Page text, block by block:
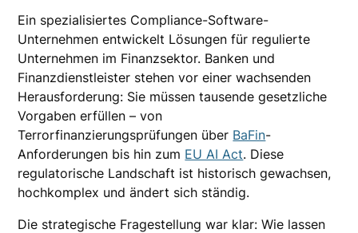
Ein spezialisiertes Compliance-Software-
Unternehmen entwickelt Lösungen für regulierte
Unternehmen im Finanzsektor. Banken und
Finanzdienstleister stehen vor einer wachsenden
Herausforderung: Sie müssen tausende gesetzliche
Vorgaben erfüllen – von
Terrorfinanzierungsprüfungen über BaFin-
Anforderungen bis hin zum EU AI Act. Diese
regulatorische Landschaft ist historisch gewachsen,
hochkomplex und ändert sich ständig.
Die strategische Fragestellung war klar: Wie lassen